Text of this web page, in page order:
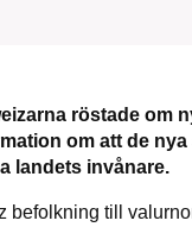
röstade om
om att de
landets invånare.
befolkning till